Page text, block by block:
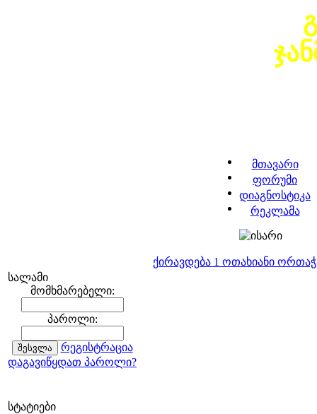
მთავარი
ფორუმი
დიაგნოსტიკა
რეკლამა
ქირავდება 1 ოთახიანი
სალამი
მომხმარებელი:
პაროლი:
რეგისტრაცია
დაგავიწყდათ პაროლი?
სტატიები